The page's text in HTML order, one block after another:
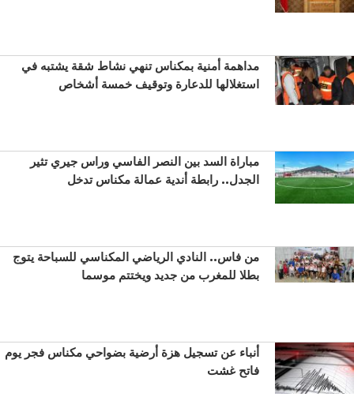
مداهمة أمنية بمكناس تنهي نشاط شقة يشتبه في
استغلالها للدعارة وتوقيف خمسة أشخاص
مباراة السد بين النصر الفاسي وراس جيري تثير
الجدل.. رابطة أندية عمالة مكناس تدخل
من فاس.. النادي الرياضي المكناسي للسباحة يتوج
بطلا للمغرب من جديد ويختتم موسما
أنباء عن تسجيل هزة أرضية بضواحي مكناس فجر يوم
فاتح غشت